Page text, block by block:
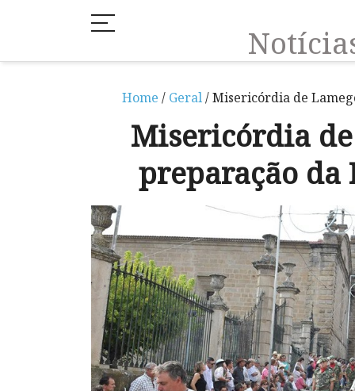
Home / Geral/ Misericórdia de
Misericórdia
preparação da